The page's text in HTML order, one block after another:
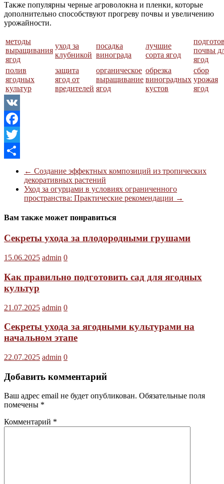
Также популярны черные агроволокна и пленки, которые
дополнительно способствуют прогреву почвы и увеличению
урожайности.
методы
выращивания
ягод
уход за
клубникой
посадка
винограда
лучшие
сорта ягод
почвы
ягод
полив
ягодных
культур
защита
ягод от
вредителей
органическое
выращивание
ягод
обрезка
виноградных
кустов
сбор
урожая
ягод
VK
Facebook
Twitter
Отправить
← Создание эффектных композиций из тропических
декоративных растений
Уход за огурцами в условиях ограниченного
пространства: Практические рекомендации →
Вам также может понравиться
Секреты ухода за плодородными грушами
15.06.2025 admin 0
Как правильно подготовить сад для ягодных
культур
21.07.2025 admin 0
Секреты ухода за ягодными культурами на
начальном этапе
22.07.2025 admin 0
Добавить комментарий
Ваш адрес email не будет опубликован. Обязательные поля
помечены *
Комментарий *